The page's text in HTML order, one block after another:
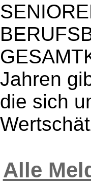
Jahren
die sich
Alle